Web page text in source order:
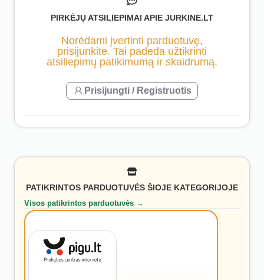
PIRKĖJŲ ATSILIEPIMAI APIE JURKINE.LT
Norėdami įvertinti parduotuvę,
prisijunkite. Tai padeda užtikrinti
atsiliepimų patikimumą ir skaidrumą.
Prisijungti / Registruotis
PATIKRINTOS PARDUOTUVĖS ŠIOJE KATEGORIJOJE
Visos patikrintos parduotuvės →